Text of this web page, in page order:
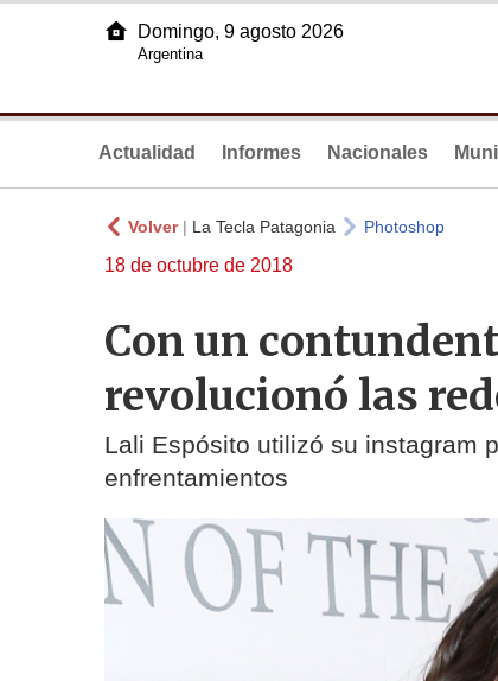
Domingo, 9 agosto 2026
Argentina
Actualidad Informes Nacionales
Volver| La Tecla Patagonia Photoshop
18 de octubre de 2018
Con un
revolucionó las
Lali Espósito utilizó su instagram
enfrentamientos